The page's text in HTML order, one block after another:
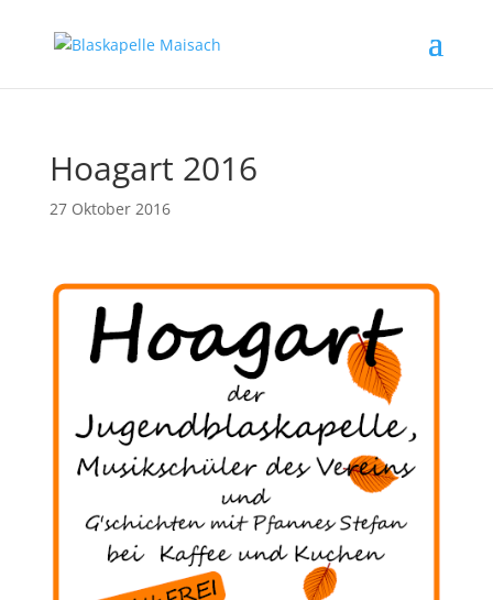
Hoagart 2016
27 Oktober 2016